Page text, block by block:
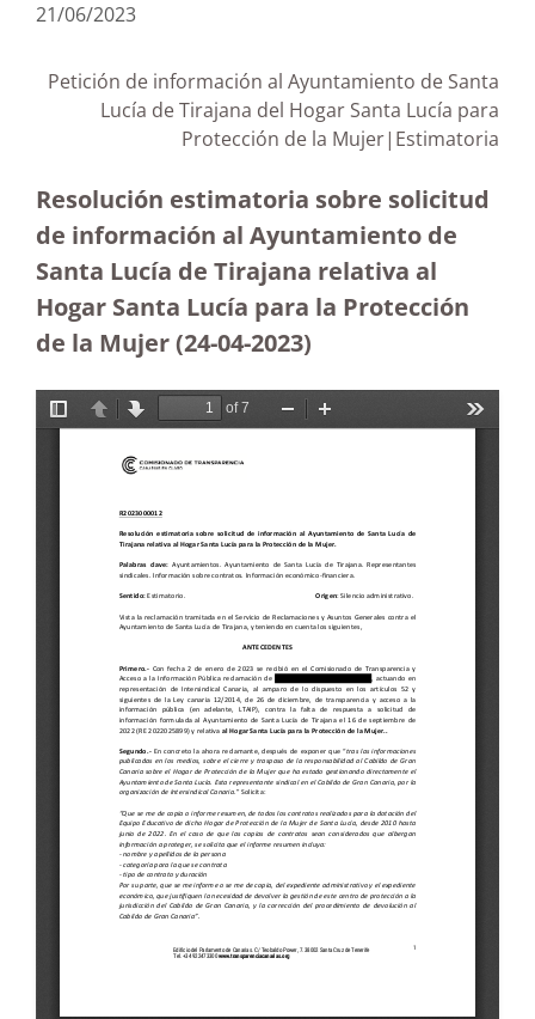
21/06/2023
Petición de información al Ayuntamiento de Santa
Lucía de Tirajana del Hogar Santa Lucía para
Protección de la Mujer|Estimatoria
Resolución estimatoria sobre solicitud
de información al Ayuntamiento de
Santa Lucía de Tirajana relativa al
Hogar Santa Lucía para la Protección
de la Mujer(24-04-2023)